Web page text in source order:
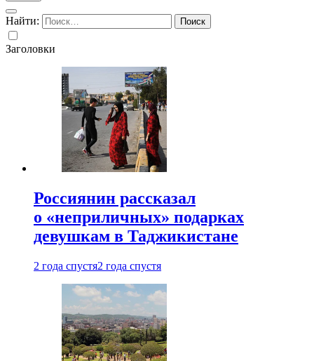
Найти:
Заголовки
Россиянин рассказал
о «неприличных» подарках
девушкам в Таджикистане
2 года спустя2 года спустя